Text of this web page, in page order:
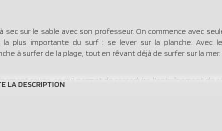
sur le sable avec son professeur. On commence avec
plus importante du surf : se lever sur la planche. Avec
à surfer de la plage, tout en rêvant déjà de surfer sur la
rouge, ce qui permet de reproduire l'entraînement de